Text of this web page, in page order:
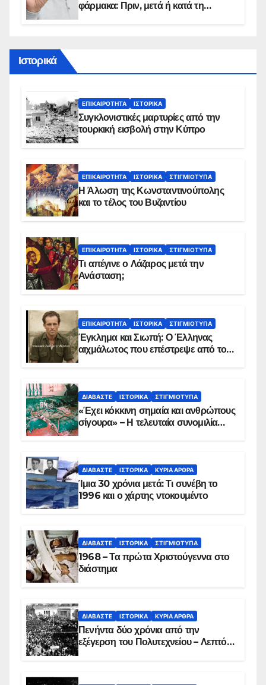
φάρμακα: Πριν, μετά ή κατά τη
Ιστορικά
ΕΠΙΚΑΙΡΌΤΗΤΑ ΙΣΤΟΡΙΚΆ
Συγκλονιστικές μαρτυρίες από την
τουρκική εισβολή στην Κύπρο
ΕΠΙΚΑΙΡΌΤΗΤΑ ΙΣΤΟΡΙΚΆ ΣΤΙΓΜΙΌΤΥΠΑ
Η Άλωση της Κωνσταντινούπολης
και το τέλος του Βυζαντίου
ΕΠΙΚΑΙΡΌΤΗΤΑ ΙΣΤΟΡΙΚΆ ΣΤΙΓΜΙΌΤΥΠΑ
Τι απέγινε ο Λάζαρος μετά την
Ανάσταση;
ΕΠΙΚΑΙΡΌΤΗΤΑ ΙΣΤΟΡΙΚΆ ΣΤΙΓΜΙΌΤΥΠΑ
Έγκλημα και Σιωπή: Ο Έλληνας
αιχμάλωτος που επέστρεψε από το
ΔΙΑΒΆΣΤΕ ΙΣΤΟΡΙΚΆ ΣΤΙΓΜΙΌΤΥΠΑ
«Έχει κόκκινη σημαία και ανθρώπους
σίγουρα» – Η τελευταία συνομιλία
ΔΙΑΒΆΣΤΕ ΙΣΤΟΡΙΚΆ ΚΥΡΙΑ ΑΡΘΡΑ
Ίμια 30 χρόνια μετά: Τι συνέβη το
1996 και ο χάρτης ντοκουμέντο
ΔΙΑΒΆΣΤΕ ΙΣΤΟΡΙΚΆ ΣΤΙΓΜΙΌΤΥΠΑ
1968 – Τα πρώτα Χριστούγεννα στο
διάστημα
ΔΙΑΒΆΣΤΕ ΙΣΤΟΡΙΚΆ ΚΥΡΙΑ ΑΡΘΡΑ
Πενήντα δύο χρόνια από την
εξέγερση του Πολυτεχνείου – Λεπτό